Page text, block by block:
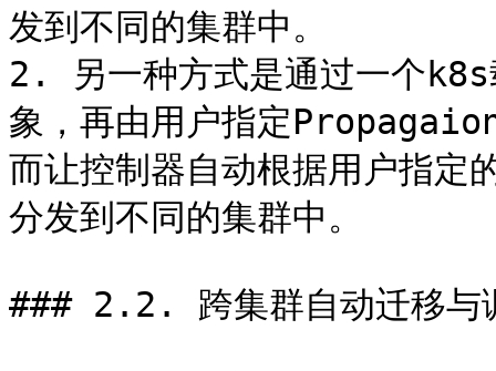
发到不同的集群中。
2. 另一种方式是通过一个
象，再由用户指定
而让控制器自动根据用户
分发到不同的集群中。
### 2.2. 跨集群自动迁移与